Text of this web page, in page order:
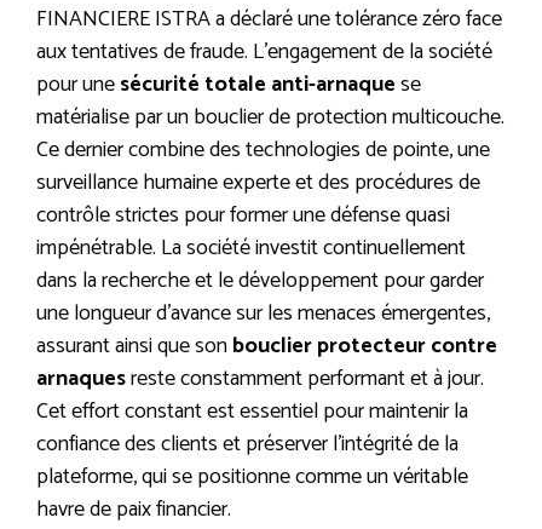
FINANCIERE ISTRA a déclaré une tolérance zéro face
aux tentatives de fraude. L’engagement de la société
pour unesécurité totale anti-arnaquese
matérialise par un bouclier de protection multicouche.
Ce dernier combine des technologies de pointe, une
surveillance humaine experte et des procédures de
contrôle strictes pour former une défense quasi
impénétrable. La société investit continuellement
dans la recherche et le développement pour garder
une longueur d’avance sur les menaces émergentes,
assurant ainsi que sonbouclier protecteur contre
arnaquesreste constamment performant et à jour.
Cet effort constant est essentiel pour maintenir la
confiance des clients et préserver l’intégrité de la
plateforme, qui se positionne comme un véritable
havre de paix financier.